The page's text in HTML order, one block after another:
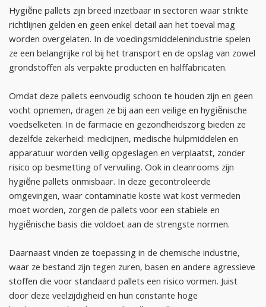
Hygiëne pallets zijn breed inzetbaar in sectoren waar strikte
richtlijnen gelden en geen enkel detail aan het toeval mag
worden overgelaten. In de voedingsmiddelenindustrie spelen
ze een belangrijke rol bij het transport en de opslag van zowel
grondstoffen als verpakte producten en halffabricaten.
Omdat deze pallets eenvoudig schoon te houden zijn en geen
vocht opnemen, dragen ze bij aan een veilige en hygiënische
voedselketen. In de farmacie en gezondheidszorg bieden ze
dezelfde zekerheid: medicijnen, medische hulpmiddelen en
apparatuur worden veilig opgeslagen en verplaatst, zonder
risico op besmetting of vervuiling. Ook in cleanrooms zijn
hygiëne pallets onmisbaar. In deze gecontroleerde
omgevingen, waar contaminatie koste wat kost vermeden
moet worden, zorgen de pallets voor een stabiele en
hygiënische basis die voldoet aan de strengste normen.
Daarnaast vinden ze toepassing in de chemische industrie,
waar ze bestand zijn tegen zuren, basen en andere agressieve
stoffen die voor standaard pallets een risico vormen. Juist
door deze veelzijdigheid en hun constante hoge